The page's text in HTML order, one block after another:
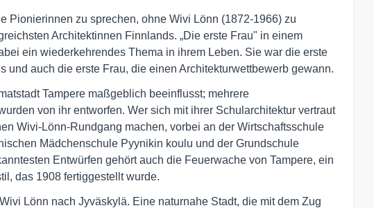
Pionierinnen zu sprechen, ohne Wivi Lönn (1872-1966) zu
Architektinnen Finnlands. „Die erste Frau" in einem
ein wiederkehrendes Thema in ihrem Leben. Sie war die erste
und auch die erste Frau, die einen Architekturwettbewerb gewann.
Tampere maßgeblich beeinflusst; mehrere
von ihr entworfen. Wer sich mit ihrer Schularchitektur vertraut
Wivi-Lönn-Rundgang machen, vorbei an der Wirtschaftsschule
Mädchenschule Pyynikin koulu und der Grundschule
Entwürfen gehört auch die Feuerwache von Tampere, ein
das 1908 fertiggestellt wurde.
Lönn nach Jyväskylä. Eine naturnahe Stadt, die mit dem Zug